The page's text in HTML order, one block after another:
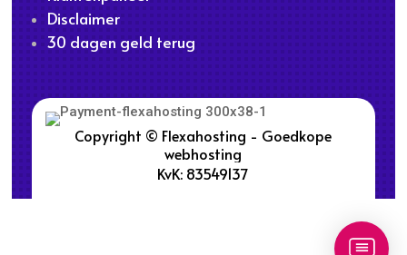
Disclaimer
30 dagen geld terug
Copyright © Flexahosting - Goedkope
webhosting
KvK: 83549137